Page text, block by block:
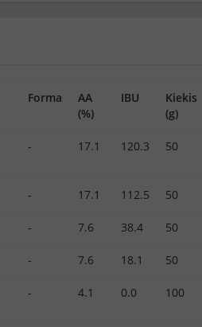
Forma
AA
(%)
IBU
Kiekis
(g)
- 17.1 120.3 50
- 17.1 112.5 50
- 7.6 38.4 50
- 7.6 18.1 50
- 4.1 0.0 100